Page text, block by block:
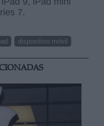
7.
dispositivo móvil